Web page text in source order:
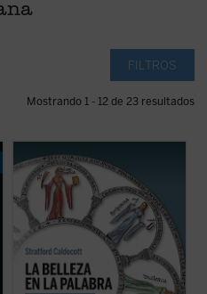
FILTROS
Mostrando 1 - 12 de 23 resultados
La Belleza en la Palabra
contribución única para devolver la
realidad al centro del aprendizaje. A los
interrogantes ¿qué es una buena
educación? o ¿para qué sirve?, Stratford
Caldecott ensaya una respuesta arrojando
una nueva ...(ver ficha)